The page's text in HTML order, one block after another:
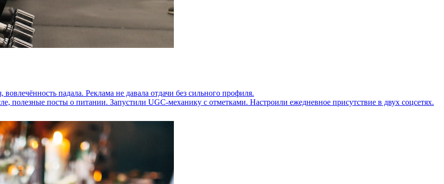
падала. Реклама не давала отдачи без сильного профиля.
полезные посты о питании. Запустили UGC-механику с отметками. Настроили ежедневное присутствие в двух соцсетях.